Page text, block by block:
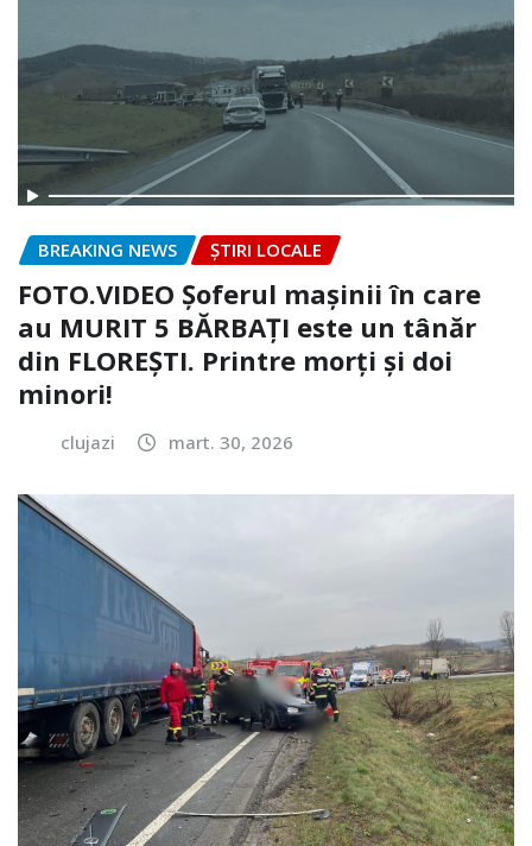
BREAKING NEWS ȘTIRI LOCALE
FOTO.VIDEO Șoferul mașinii în care
au MURIT 5 BĂRBAȚI este un tânăr
din FLOREȘTI. Printre morți și doi
minori!
clujazi mart. 30, 2026